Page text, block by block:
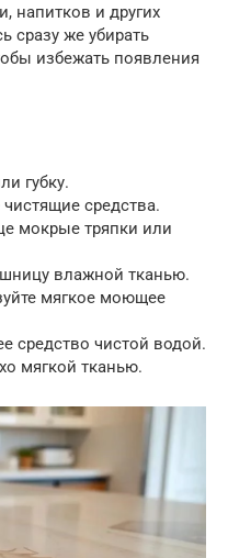
напитков и других
сразу же убирать
избежать появления
губку.
средства.
мокрые тряпки или
влажной тканью.
мягкое моющее
средство чистой водой.
мягкой тканью.